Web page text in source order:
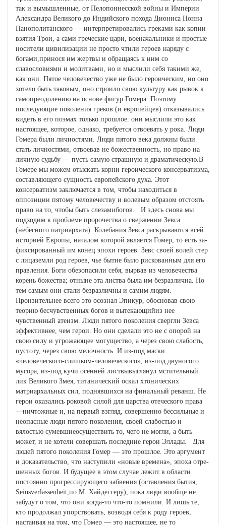
так и вымышленные, от Пелопоннес­ской войны и Империи
Александра Великого до Индийского похода Диониса Нонна
Панополитанского — интерпретировались греками как копии
взятия Трои, а сами греческие цари, военачальники и про­стые
носители цивилизации не просто чтили героев наряду с
богами,принося им жертвы и обращаясь к ним со
славословиями и молит­вами, но и мыслили себя такими же,
как они. Пятое человечество уже не было героическим, но оно
хотело быть таковым, оно строило свою культуру как рывок к
самопреодолению на основе фигур Го­мера. Поэтому
последующие поколения греков (и европейцев) от­казывались
видеть в его поэмах только прошлое: они мыслили это как
настоящее, которое, однако, требуется отвоевать у рока. Люди
Гомера были личностями. Люди пятого века должны были
стать личностями, отвоевав не божественность, но право на
личную судь­бу — пусть самую страшную и драматическую.В
Гомере мы можем отыскать корни героического консерватиз­ма,
составляющего сущность европейского духа. Этот
консерватизм заключается в том, чтобы находиться в
оппозиции пятому человече­ству и волевым образом отстоять
право на то, чтобы быть слезамибогов. И здесь снова мы
подходим к проблеме пророчества о сверже­нии Зевса
(небесного патриархата). Колебания Зевса раскрываются всей
историей Европы, началом которой является Гомер, то есть за­
фиксированный им конец эпохи героев. Зевс своей волей стер
с лицаземли род героев, чье бытие было рискованным для его
правления. Боги обезопасили себя, вырвав из человечества
корень божества; отныне эта листва была им безразлична. Но
тем самым они стали безразличны и самим людям.
Пронзительнее всего это осознал Эпи­кур, обосновав свою
теорию бесчувственных богов и вытекающийиз нее
чувственный атеизм. Люди пятого поколения свергли Зевса
эффективнее, чем герои. Но они сделали это не с опорой на
свою силу и угрожающее могущество, а через свою слабость,
пустоту, че­рез свою мелочность. И из-под маски
«человеческого-слишком-человеческого», из-под двуногого
мусора, из-под кучи осенней листвывыглянул мстительный
лик Великого Змея, титанический оскал хтонических
матриархальных сил, поднявшихся на финальный реванш. Не
герои оказались роковой силой для царства отеческого права
—ничтожные и, на первый взгляд, совершенно бессильные и
неопасные люди пятого поколения, своей слабостью и
вялостью сумевшиеосуществить то, чего не могли, а быть
может, и не хотели совершать последние герои Эллады. Для
людей пятого поколения Гомер — это прошлое. Это аргу­мент
и доказательство, что наступили «новые времена», эпоха отре­
шенных богов. И будущее в этом случае лежит в области
постоянно прогрессирующего забвения (оставления бытия,
Seinsverlassenheit,по М. Хайдеггеру), пока люди вообще не
забудут о том, что они когда-то что-то помнили. И лишь те,
кто продолжал упорствовать, возводя себя к роду героев,
настаивая на том, что Гомер — это на­стоящее, не то